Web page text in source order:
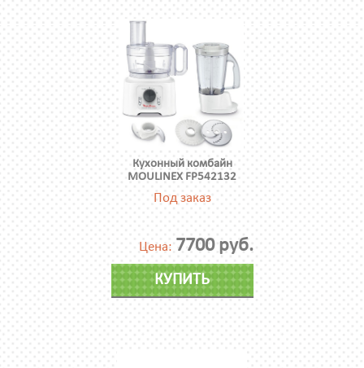
Кухонный комбайн
MOULINEX FP542132
Под заказ
Цена: 7700 руб.
КУПИТЬ